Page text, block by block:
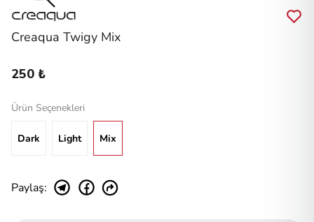
Creaqua Twigy Mix
250 ₺
Ürün Seçenekleri
Dark Light Mix
Paylaş: